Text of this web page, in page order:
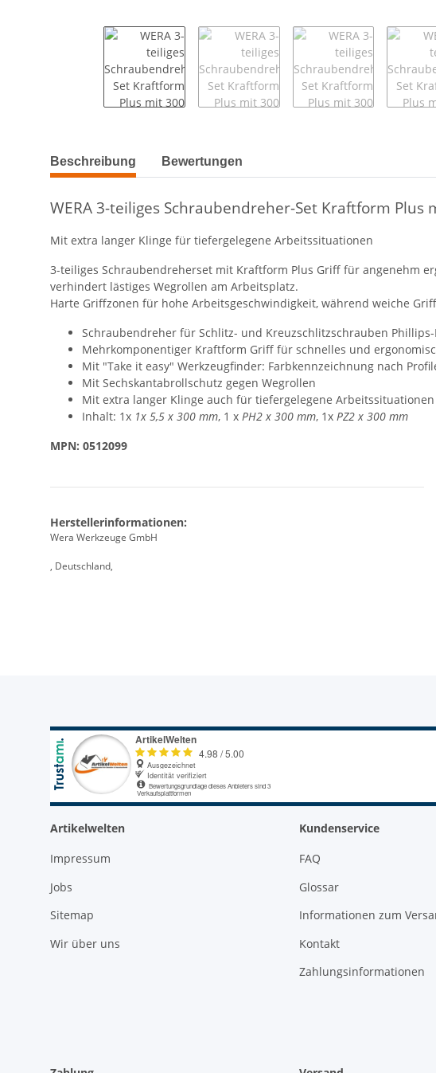
weitere Registerkarten anzeigen
Beschreibung Bewertungen
WERA 3-teiliges Schraubendreher-Set Kraftform Plus
Mit extra langer Klinge für tiefergelegene Arbeitssituationen
3-teiliges Schraubendreherset mit Kraftform Plus Griff für angenehm
verhindert lästiges Wegrollen am Arbeitsplatz.
Harte Griffzonen für hohe Arbeitsgeschwindigkeit, während weiche
Schraubendreher für Schlitz- und Kreuzschlitzschrauben Phillips-
Mehrkomponentiger Kraftform Griff für schnelles und
Mit "Take it easy" Werkzeugfinder: Farbkennzeichnung nach
Mit Sechskantabrollschutz gegen Wegrollen
Mit extra langer Klinge auch für tiefergelegene Arbeitssituationen
Inhalt: 1x 1x 5,5 x 300 mm, 1 x PH2 x 300 mm, 1x PZ2 x 300 mm
MPN: 0512099
Herstellerinformationen:
Wera Werkzeuge GmbH
, Deutschland,
Artikelwelten
Impressum
Jobs
Sitemap
Wir über uns
Kundenservice
FAQ
Glossar
Informationen zum
Kontakt
Zahlungsinformationen